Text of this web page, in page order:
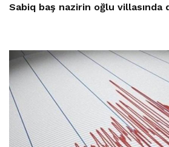
Sabiq baş nazirin oğlu villasında